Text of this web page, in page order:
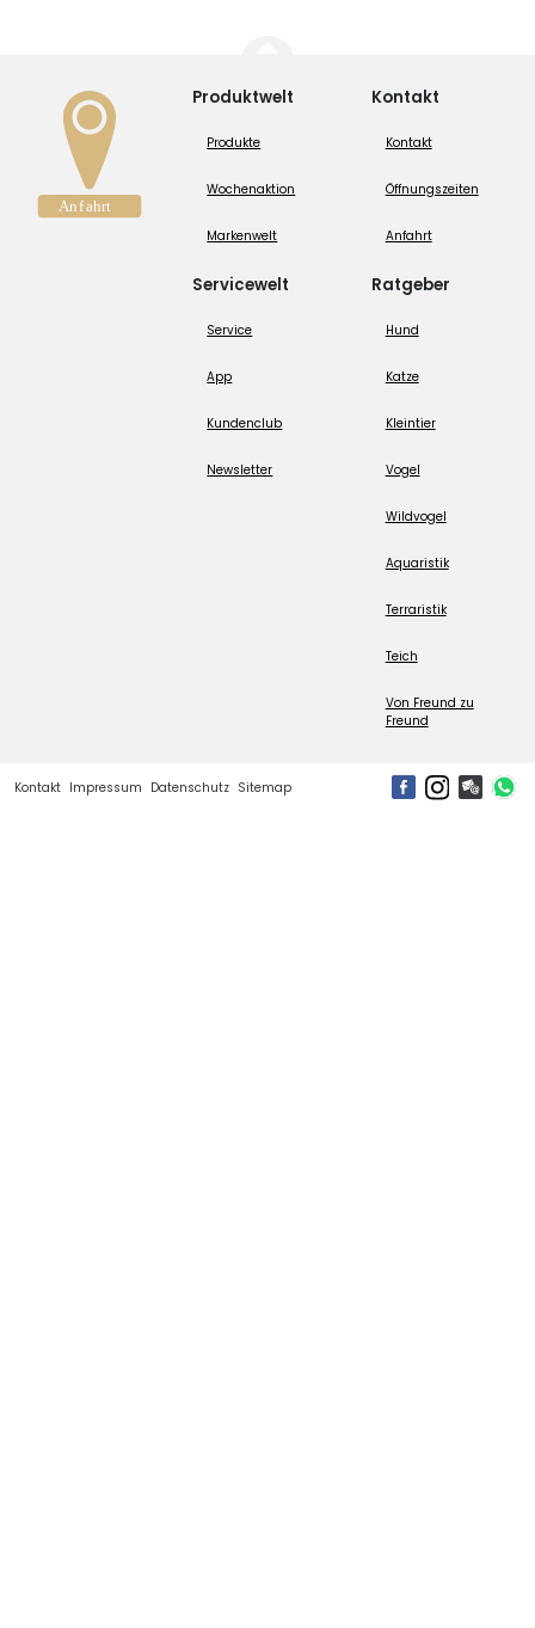
Produktwelt
Produkte
Wochenaktion
Markenwelt
Servicewelt
Service
App
Kundenclub
Newsletter
Kontakt
Kontakt
Öffnungszeiten
Anfahrt
Ratgeber
Hund
Katze
Kleintier
Vogel
Wildvogel
Aquaristik
Terraristik
Teich
Von Freund zu
Freund
Kontakt Impressum Datenschutz Sitemap